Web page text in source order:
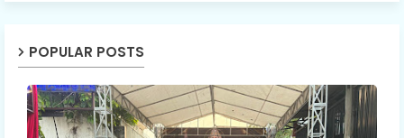
POPULAR POSTS